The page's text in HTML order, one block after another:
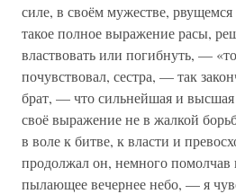
силе, в своём мужестве, рвущемся
такое полное выражение расы,
властвовать или погибнуть, —
почувствовал, сестра, — так
брат, — что сильнейшая и
своё выражение не в жалкой
в воле к битве, к власти и
продолжал он, немного помолчав
пылающее вечернее небо, — я